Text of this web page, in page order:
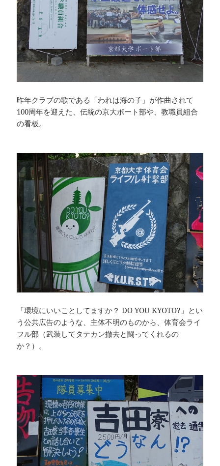
昨年クラブの歌である「われは海の子」が作曲されて
100周年を迎えた、伝統の京大ボート部や、教職員組合
の看板。
「環境にいいことしてますか？ DO YOU KYOTO?」とい
う公共広告のような、主体不明のものから、体育会ライ
フル部（武装してタテカン撤去と闘ってくれるの
か？）。